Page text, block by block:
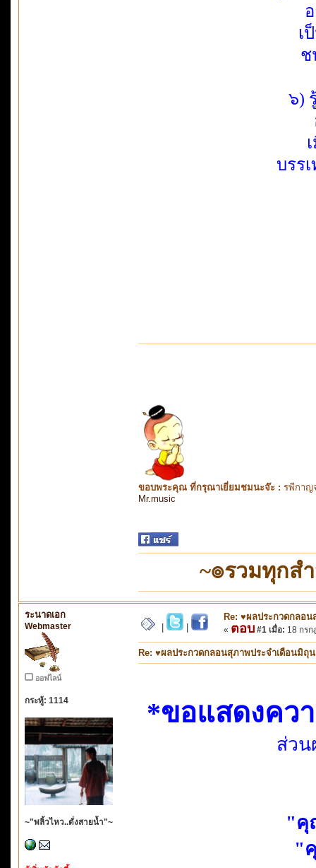
เ
ช
๖)
บรร
ขอบพระคุณ ที่กรุณาเยี่ยมชมนะจ๊ะ : รพีกาญ
Mr.music
~๏รวมทุกส
ระนาดเอก
Webmaster
ออฟไลน์
กระทู้: 1114
~"พลิ้วไหว..ดั่งสายน้ำ"~
Re: ♥ผลประกวดกลอ
« ตอบ #1 เมื่อ: 18 กร
Re: ♥ผลประกวดกลอนสุภาพประจำเดือน
*ขอแสดงคว
ส่วน
"คุ
"